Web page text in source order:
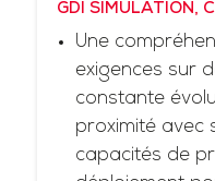
GDI SIMULATION,
Une
exigences sur
constante
proximité avec
capacités de